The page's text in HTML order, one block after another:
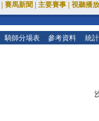
賽馬新聞 主要賽事 視聽播
騎師分場表 參考資料 統